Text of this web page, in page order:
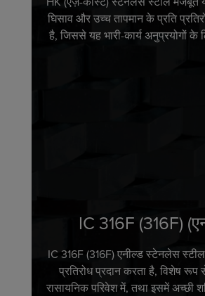
घिसाव और उच्च तापमान के प्रति
है, जिससे यह भारी-कार्य अनुप्रयोगों के
IC 316F (316F)
IC 316F (316F) एनील्ड स्टेनलेस
प्रतिरोध प्रदान करता है, विशेष
रासायनिक परिवेश में, तथा इसमें अच्छी